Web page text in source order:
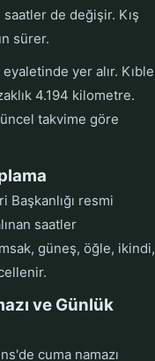
de değişir. Kış
sürer.
yer alır. Kıble
4.194 kilometre.
takvime göre
Başkanlığı resmi
saatler
güneş, öğle, ikindi,
ve Günlük
cuma namazı